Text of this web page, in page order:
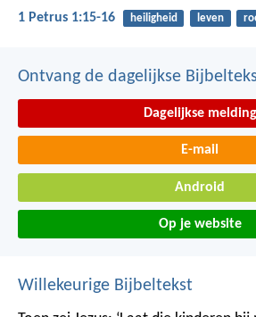
1 Petrus 1:15-16 heiligheid leven
Ontvang de dagelijkse
Dagelijkse melding
E-mail
Android
Op je website
Willekeurige Bijbeltekst